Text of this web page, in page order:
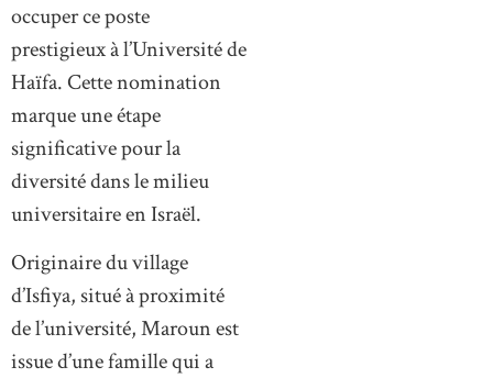
occuper ce poste
prestigieux à l’Université de
Haïfa. Cette nomination
marque une étape
significative pour la
diversité dans le milieu
universitaire en Israël.
Originaire du village
d’Isfiya, situé à proximité
de l’université, Maroun est
issue d’une famille qui a